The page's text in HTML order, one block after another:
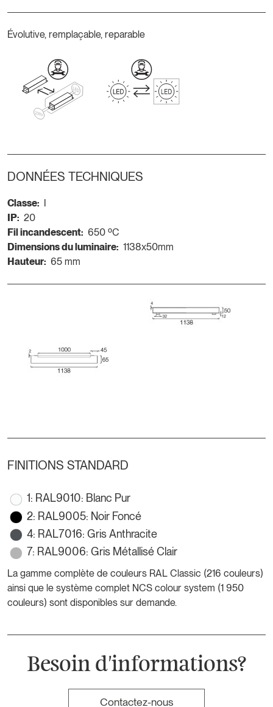
Évolutive, remplaçable, reparable
DONNÉES TECHNIQUES
Classe:
IP: 20
Fil incandescent: 650 ºC
Dimensions du luminaire: 1138x50mm
Hauteur: 65 mm
FINITIONS STANDARD
1: RAL9010: Blanc Pur
2: RAL9005: Noir Foncé
4: RAL7016: Gris Anthracite
7: RAL9006: Gris Métallisé Clair
La gamme complète de couleurs RAL Classic (216 couleurs)
ainsi que le système complet NCS colour system (1 950
couleurs) sont disponibles sur demande.
Besoin d'informations?
Contactez-nous